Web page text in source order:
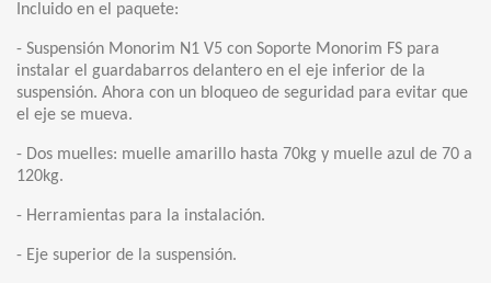
Incluido en el paquete:
- Suspensión Monorim N1 V5 con Soporte Monorim FS para
instalar el guardabarros delantero en el eje inferior de la
suspensión. Ahora con un bloqueo de seguridad para evitar que
el eje se mueva.
- Dos muelles: muelle amarillo hasta 70kg y muelle azul de 70 a
120kg.
- Herramientas para la instalación.
- Eje superior de la suspensión.